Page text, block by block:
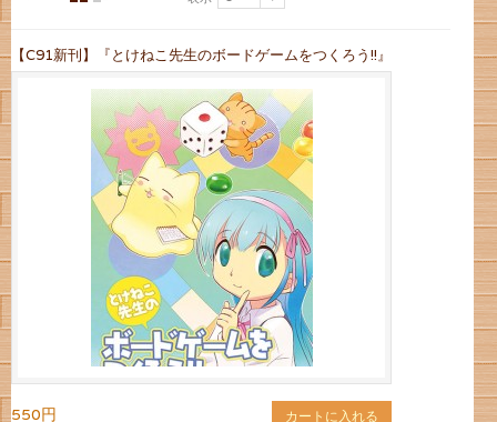
【C91新刊】『とけねこ先生のボードゲームをつくろう!!』
550円 カートに入れる